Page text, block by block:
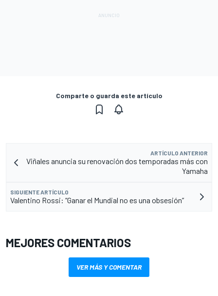
Comparte o guarda este artículo
ARTÍCULO ANTERIOR
Viñales anuncia su renovación dos temporadas más con
Yamaha
SIGUIENTE ARTÍCULO
Valentino Rossi: “Ganar el Mundial no es una obsesión”
MEJORES COMENTARIOS
VER MÁS Y COMENTAR